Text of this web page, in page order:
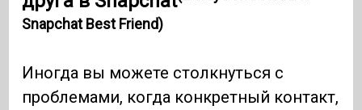
Snapchat Best Friend)
Иногда вы можете столкнуться с
проблемами, когда конкретный контакт,